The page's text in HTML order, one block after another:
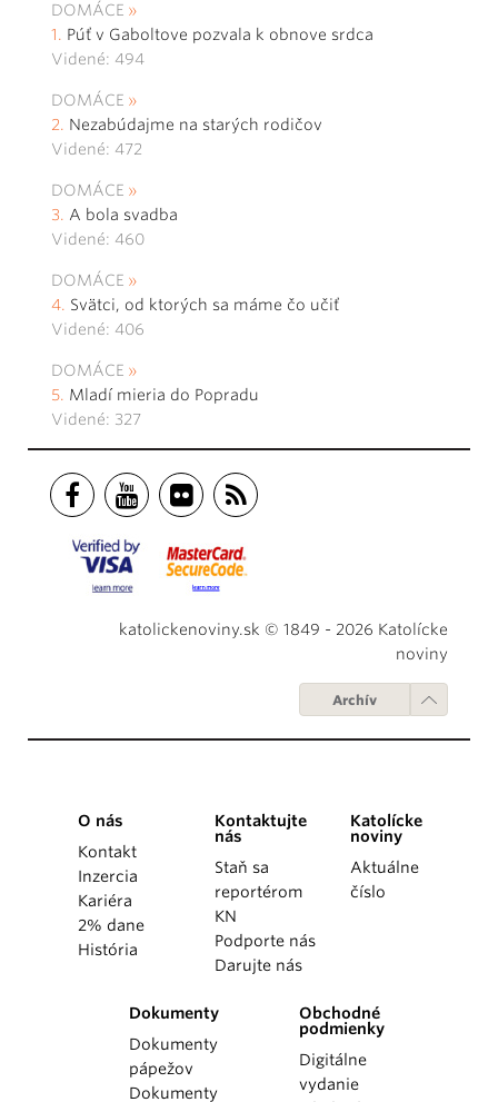
DOMÁCE
Púť v Gaboltove pozvala k obnove srdca
Videné: 494
DOMÁCE
Nezabúdajme na starých rodičov
Videné: 472
DOMÁCE
A bola svadba
Videné: 460
DOMÁCE
Svätci, od ktorých sa máme čo učiť
Videné: 406
DOMÁCE
Mladí mieria do Popradu
Videné: 327
katolickenoviny.sk © 1849 - 2026 Katolícke
noviny
Archív
O nás
Kontakt
Inzercia
Kariéra
2% dane
História
Kontaktujte
nás
Staň sa
reportérom
KN
Podporte nás
Darujte nás
Katolícke
noviny
Aktuálne
číslo
Dokumenty
Dokumenty
pápežov
Dokumenty
Obchodné
podmienky
Digitálne
vydanie